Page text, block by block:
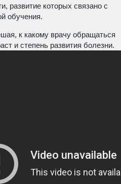
развитие которых связано с
обучения.
к какому врачу обращаться
и степень развития болезни.